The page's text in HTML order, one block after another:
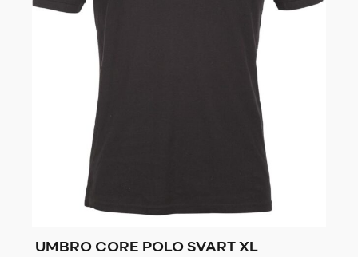
UMBRO CORE POLO SVART XL